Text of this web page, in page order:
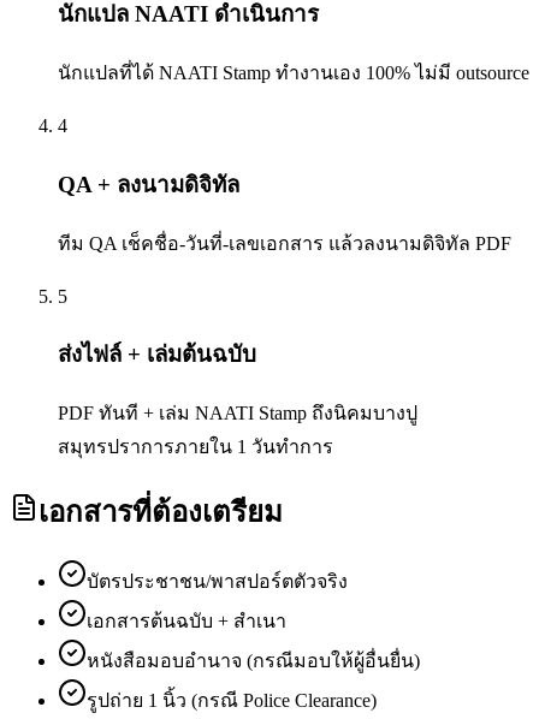
นักแปล NAATI ดำเนินการ
นักแปลที่ได้ NAATI Stamp ทำงานเอง 100% ไม่มี outsource
4
QA + ลงนามดิจิทัล
ทีม QA เช็คชื่อ-วันที่-เลขเอกสาร แล้วลงนามดิจิทัล PDF
5
ส่งไฟล์ + เล่มต้นฉบับ
PDF ทันที + เล่ม NAATI Stamp ถึงนิคมบางปู
สมุทรปราการภายใน 1 วันทำการ
เอกสารที่ต้องเตรียม
บัตรประชาชน/พาสปอร์ตตัวจริง
เอกสารต้นฉบับ + สำเนา
หนังสือมอบอำนาจ (กรณีมอบให้ผู้อื่นยื่น)
รูปถ่าย 1 นิ้ว (กรณี Police Clearance)